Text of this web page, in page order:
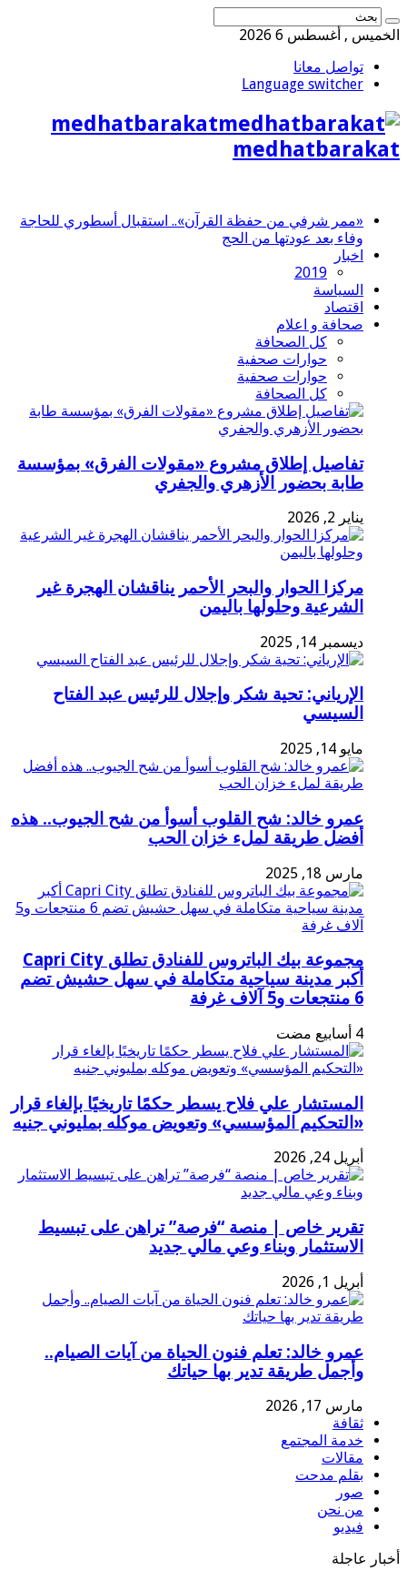
الخميس , أغسطس 6 2026
تواصل معانا
Language switcher
medhatbarakat
medhatbarakat
«ممر شرفي من حفظة القرآن».. استقبال أسطوري للحاجة
وفاء بعد عودتها من الحج
اخبار
2019
السياسة
اقتصاد
صحافة و اعلام
كل الصحافة
حوارات صحفية
حوارات صحفية
كل الصحافة
تفاصيل إطلاق مشروع «مقولات الفرق» بمؤسسة
طابة بحضور الأزهري والجفري
يناير 2, 2026
مركزا الحوار والبحر الأحمر يناقشان الهجرة غير
الشرعية وحلولها باليمن
ديسمبر 14, 2025
الإرياني: تحية شكر وإجلال للرئيس عبد الفتاح
السيسي
مايو 14, 2025
عمرو خالد: شح القلوب أسوأ من شح الجيوب.. هذه
أفضل طريقة لملء خزان الحب
مارس 18, 2025
مجموعة بيك الباتروس للفنادق تطلق Capri City
أكبر مدينة سياحية متكاملة في سهل حشيش تضم
6 منتجعات و5 آلاف غرفة
المستشار علي فلاح يسطر حكمًا تاريخيًا بإلغاء قرار
«التحكيم المؤسسي» وتعويض موكله بمليوني جنيه
أبريل 24, 2026
تقرير خاص | منصة “فرصة” تراهن على تبسيط
الاستثمار وبناء وعي مالي جديد
أبريل 1, 2026
عمرو خالد: تعلم فنون الحياة من آيات الصيام..
وأجمل طريقة تدير بها حياتك
مارس 17, 2026
ثقافة
خدمة المجتمع
مقالات
بقلم مدحت
صور
من نحن
فيديو
أخبار عاجلة